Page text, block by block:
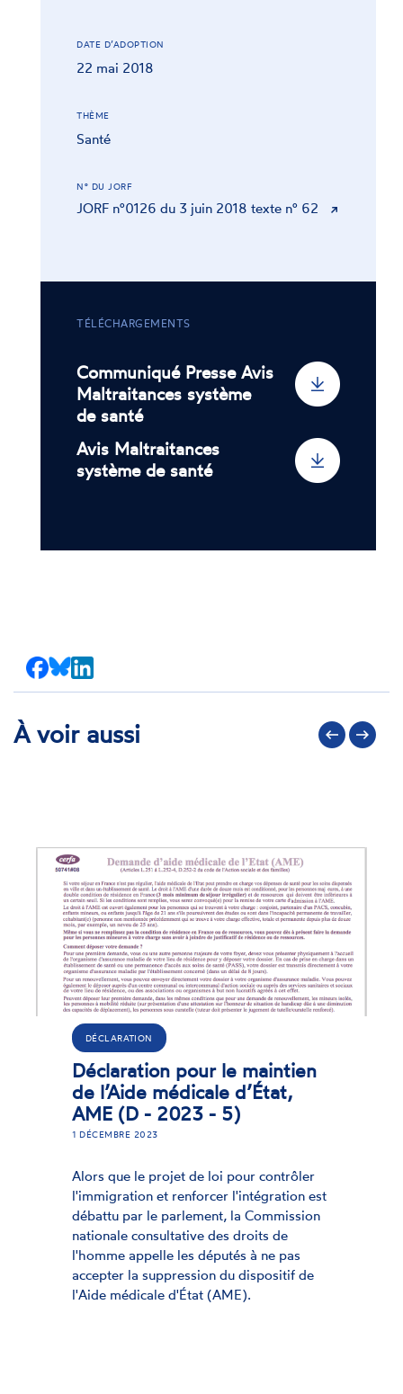
DATE D’ADOPTION
22 mai 2018
THÈME
Santé
N° DU JORF
JORF n°0126 du 3 juin 2018 texte n° 62
TÉLÉCHARGEMENTS
Communiqué Presse Avis
Maltraitances système
de santé
Avis Maltraitances
système de santé
Facebook
Bluesky
À voir aussi
DÉCLARATION
Déclaration pour le maintien
de l’Aide médicale d’État,
AME (D - 2023 - 5)
1 DÉCEMBRE 2023
Alors que le projet de loi pour contrôler
l'immigration et renforcer l'intégration est
débattu par le parlement, la Commission
nationale consultative des droits de
l'homme appelle les députés à ne pas
accepter la suppression du dispositif de
l'Aide médicale d'État (AME).